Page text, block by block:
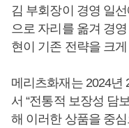
김 부회장이 경영 일
으로 자리를 옮겨 경
현이 기존 전략을 크
메리츠화재는 2024년
서 “전통적 보장성 담
해 이러한 상품을 중